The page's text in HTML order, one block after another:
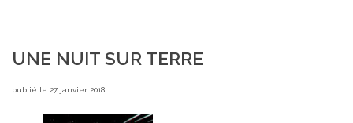
UNE NUIT SUR TERRE
publié le 27 janvier 2018